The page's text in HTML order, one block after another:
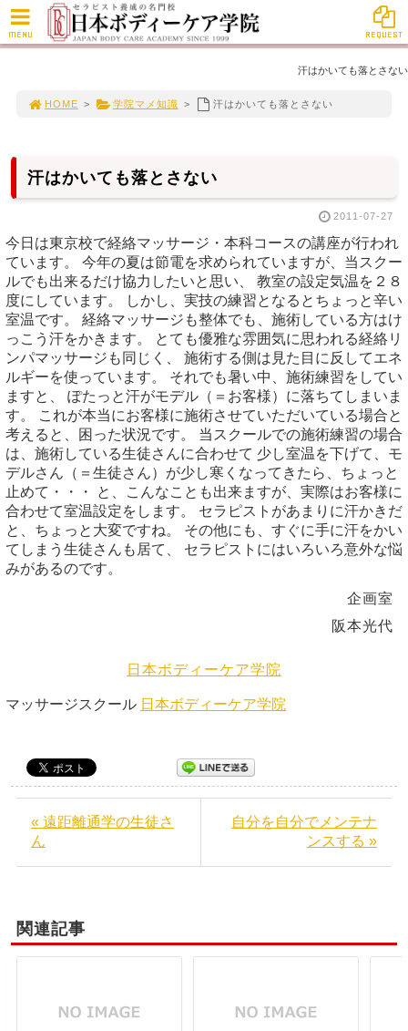
汗はかいても落とさない
HOME > 学院マメ知識 > 汗はかいても落とさない
汗はかいても落とさない
2011-07-27
今日は東京校で経絡マッサージ・本科コースの講座が行われ
ています。 今年の夏は節電を求められていますが、当スクー
ルでも出来るだけ協力したいと思い、 教室の設定気温を２８
度にしています。 しかし、実技の練習となるとちょっと辛い
室温です。 経絡マッサージも整体でも、施術している方はけ
っこう汗をかきます。 とても優雅な雰囲気に思われる経絡リ
ンパマッサージも同じく、 施術する側は見た目に反してエネ
ルギーを使っています。 それでも暑い中、施術練習をしてい
ますと、 ぽたっと汗がモデル（＝お客様）に落ちてしまいま
す。 これが本当にお客様に施術させていただいている場合と
考えると、困った状況です。 当スクールでの施術練習の場合
は、施術している生徒さんに合わせて 少し室温を下げて、モ
デルさん（＝生徒さん）が少し寒くなってきたら、ちょっと
止めて・・・ と、こんなことも出来ますが、実際はお客様に
合わせて室温設定をします。 セラピストがあまりに汗かきだ
と、ちょっと大変ですね。 その他にも、すぐに手に汗をかい
てしまう生徒さんも居て、 セラピストにはいろいろ意外な悩
みがあるのです。
企画室
阪本光代
日本ボディーケア学院
マッサージスクール 日本ボディーケア学院
« 遠距離通学の生徒さ
ん
自分を自分でメンテナ
ンスする »
関連記事
MENU REQUEST